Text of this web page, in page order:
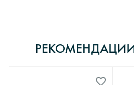
несколько способов оплаты:
Вы оплачиваете заказанный
Все наши украшения обязательно
Восточном казенном предприятии